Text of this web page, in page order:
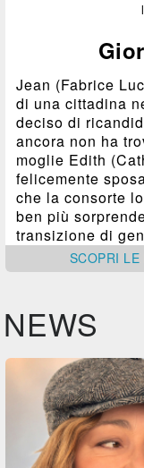
Jean (Fabrice
di una cittadina
deciso di
ancora non ha
moglie Edith
felicemente
che la consorte
ben più
transizione di
SCOPRI LE
NEWS